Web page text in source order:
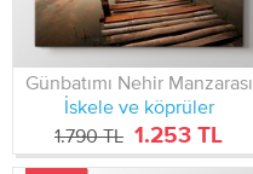
Günbatımı Nehir Manzarası
İskele ve köprüler
1.790 TL 1.253 TL